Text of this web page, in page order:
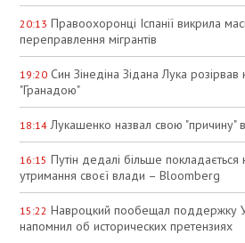
20:13 Правоохоронці Іспанії викрила
переправлення мігрантів
19:20 Син Зінедіна Зідана Лука розірвав
"Гранадою"
18:14 Лукашенко назвал свою "причину"
16:15 Путін дедалі більше
утримання своєї влади – Bloomberg
15:22 Навроцкий пообещал поддержку
напомнил об исторических претензиях